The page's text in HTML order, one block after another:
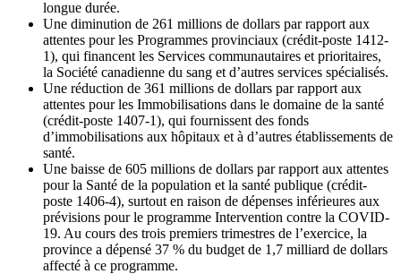
longue durée.
Une diminution de 261 millions de dollars par rapport aux
attentes pour les Programmes provinciaux (crédit-poste 1412-
1), qui financent les Services communautaires et prioritaires,
la Société canadienne du sang et d’autres services spécialisés.
Une réduction de 361 millions de dollars par rapport aux
attentes pour les Immobilisations dans le domaine de la santé
(crédit-poste 1407-1), qui fournissent des fonds
d’immobilisations aux hôpitaux et à d’autres établissements de
santé.
Une baisse de 605 millions de dollars par rapport aux attentes
pour la Santé de la population et la santé publique (crédit-
poste 1406-4), surtout en raison de dépenses inférieures aux
prévisions pour le programme Intervention contre la COVID-
19. Au cours des trois premiers trimestres de l’exercice, la
province a dépensé 37 % du budget de 1,7 milliard de dollars
affecté à ce programme.